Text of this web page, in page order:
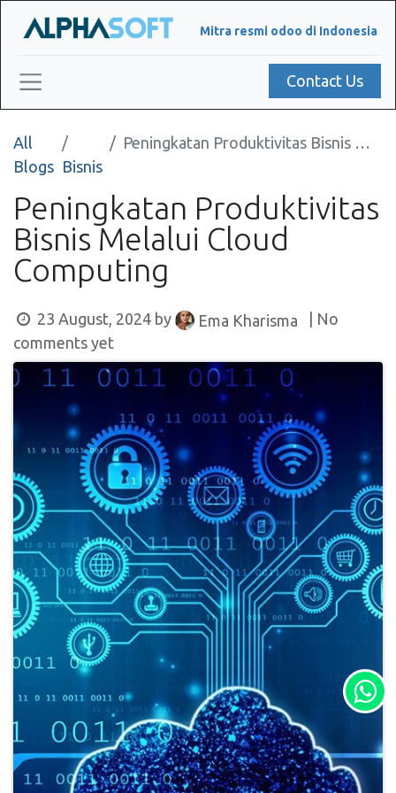
Mitra resmi odoo di Indonesia
Contact Us
All
Blogs Bisnis
Peningkatan Produktivitas Bisnis Melalui Cloud Computing
Peningkatan Produktivitas
Bisnis Melalui Cloud
Computing
23 August, 2024 by Ema Kharisma
| No
comments yet